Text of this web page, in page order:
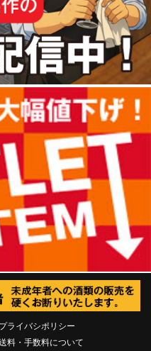
プライバシポリシー
料・手数料について